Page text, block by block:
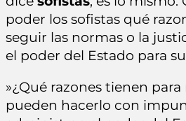
poder los sofistas qué
seguir las normas o la
el poder del Estado para
»¿Qué razones tienen
pueden hacerlo con